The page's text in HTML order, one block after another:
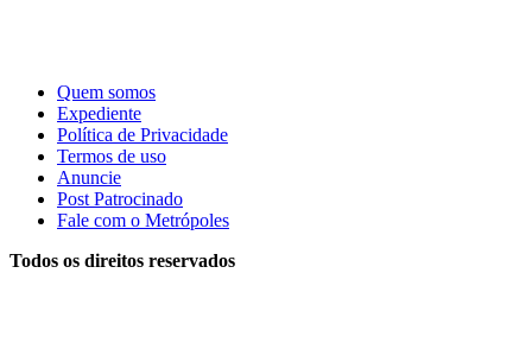
Quem somos
Expediente
Política de Privacidade
Termos de uso
Anuncie
Post Patrocinado
Fale com o Metrópoles
Todos os direitos reservados